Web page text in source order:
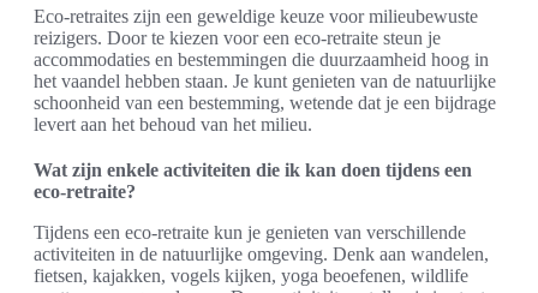
Eco-retraites zijn een geweldige keuze voor milieubewuste
reizigers. Door te kiezen voor een eco-retraite steun je
accommodaties en bestemmingen die duurzaamheid hoog in
het vaandel hebben staan. Je kunt genieten van de natuurlijke
schoonheid van een bestemming, wetende dat je een bijdrage
levert aan het behoud van het milieu.
Wat zijn enkele activiteiten die ik kan doen tijdens een
eco-retraite?
Tijdens een eco-retraite kun je genieten van verschillende
activiteiten in de natuurlijke omgeving. Denk aan wandelen,
fietsen, kajakken, vogels kijken, yoga beoefenen, wildlife